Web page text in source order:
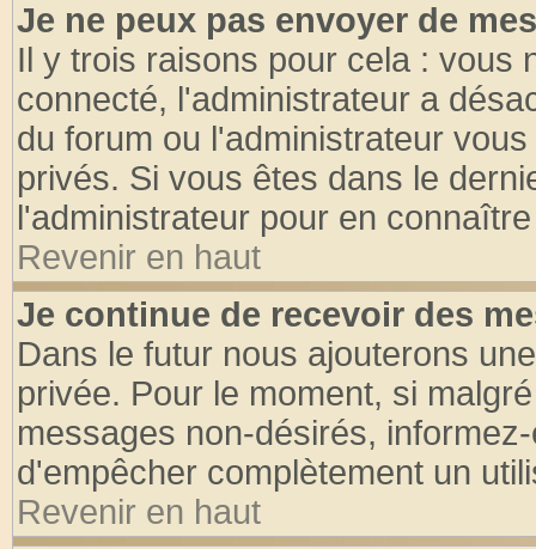
Je ne peux pas envoyer de
Il y trois raisons pour cela : vous
connecté, l'administrateur a
du forum ou l'administrateur
privés. Si vous êtes dans le
l'administrateur pour en
Revenir en haut
Je continue de recevoir des
Dans le futur nous ajouterons
privée. Pour le moment, si
messages non-désirés,
d'empêcher complètement un
Revenir en haut